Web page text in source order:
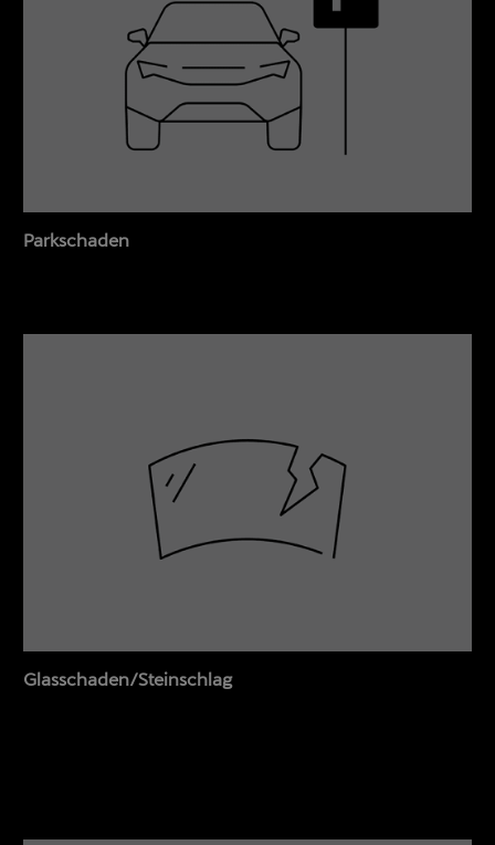
Parkschaden
Glasschaden/Steinschlag